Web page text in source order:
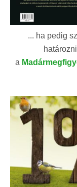
... ha pedig
a